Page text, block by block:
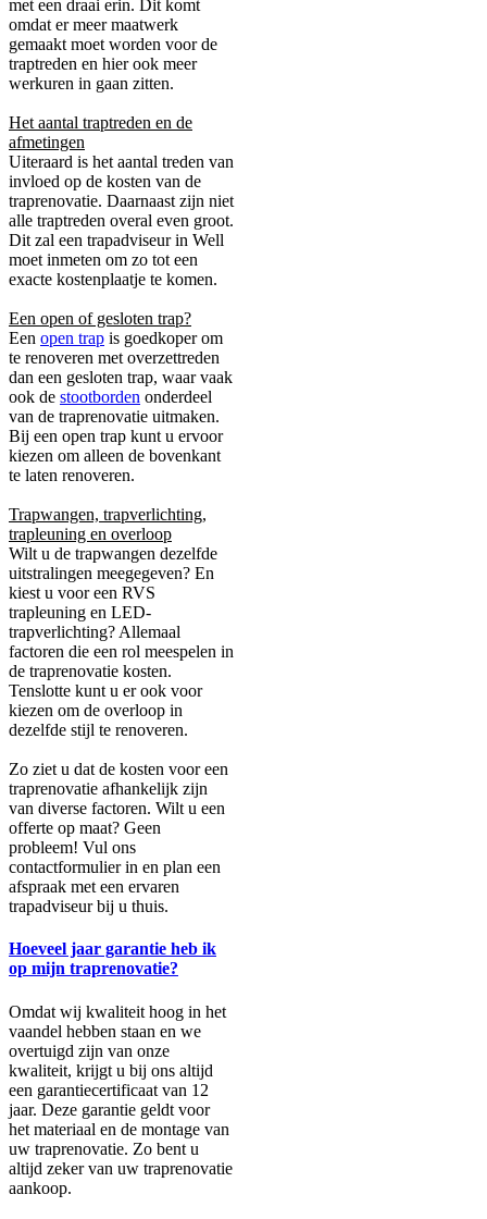
met een draai erin. Dit komt
omdat er meer maatwerk
gemaakt moet worden voor de
traptreden en hier ook meer
werkuren in gaan zitten.
Het aantal traptreden en de
afmetingen
Uiteraard is het aantal treden van
invloed op de kosten van de
traprenovatie. Daarnaast zijn niet
alle traptreden overal even groot.
Dit zal een trapadviseur in Well
moet inmeten om zo tot een
exacte kostenplaatje te komen.
Een open of gesloten trap?
Een open trap is goedkoper om
te renoveren met overzettreden
dan een gesloten trap, waar vaak
ook de stootborden onderdeel
van de traprenovatie uitmaken.
Bij een open trap kunt u ervoor
kiezen om alleen de bovenkant
te laten renoveren.
Trapwangen, trapverlichting,
trapleuning en overloop
Wilt u de trapwangen dezelfde
uitstralingen meegegeven? En
kiest u voor een RVS
trapleuning en LED-
trapverlichting? Allemaal
factoren die een rol meespelen in
de traprenovatie kosten.
Tenslotte kunt u er ook voor
kiezen om de overloop in
dezelfde stijl te renoveren.
Zo ziet u dat de kosten voor een
traprenovatie afhankelijk zijn
van diverse factoren. Wilt u een
offerte op maat? Geen
probleem! Vul ons
contactformulier in en plan een
afspraak met een ervaren
trapadviseur bij u thuis.
Hoeveel jaar garantie heb ik
op mijn traprenovatie?
Omdat wij kwaliteit hoog in het
vaandel hebben staan en we
overtuigd zijn van onze
kwaliteit, krijgt u bij ons altijd
een garantiecertificaat van 12
jaar. Deze garantie geldt voor
het materiaal en de montage van
uw traprenovatie. Zo bent u
altijd zeker van uw traprenovatie
aankoop.